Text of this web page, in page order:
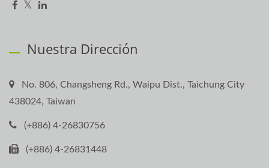
Nuestra Dirección
No. 806, Changsheng Rd., Waipu Dist., Taichung City
438024, Taiwan
(+886) 4-26830756
(+886) 4-26831448